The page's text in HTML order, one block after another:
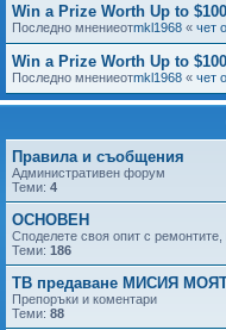
Win a Prize Worth Up to
Последно мнениеотmkl1968 « чет
Win a Prize Worth Up to
Последно мнениеотmkl1968 « чет
Правила и съобщения
Административен форум
Теми: 4
ОСНОВЕН
Споделете своя опит с
Теми: 186
ТВ предаване МИСИЯ
Препоръки и коментари
Теми: 88